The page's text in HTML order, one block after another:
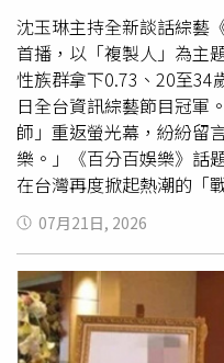
的。」也有人認為，上班
到家還得面對抱怨與責備
理解自己的人出現，不論
正吸引人的，不一定是外
覺得被理解。」也有網友
關係，通常不太會選擇外
婚外情更可能是在原有關
慰藉，而不是單純迷戀年
焦點放在41歲其實沒有太
歲，有什麼好大驚小怪？
「如果年輕女生除了年紀
是會膩。」也有人反問，
麼值得拿來比較？」認為
沈玉琳主持全新談話綜藝
首播，以「複製人」為主
性族群拿下0.73、20至34
日全台資訊綜藝節目冠軍
師」重返螢光幕，紛紛留
樂。」《百分百娛樂》話
在台灣再度掀起熱潮的「
奪下G1全國大賽冠軍的
以及人氣YouTuber同場
技場。博恩一改平時高學
鬥陀螺立刻化身熱血玩家
向老婆爭取「練習時間」
入訓練。主持人沈玉琳追
07月21日, 2026